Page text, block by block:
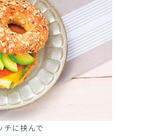
チに挟んで